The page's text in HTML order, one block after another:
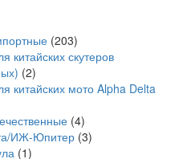
(203)
китайских скутеров
(2)
китайских мото Alpha Delta
(4)
ИЖ-Юпитер (3)
(1)